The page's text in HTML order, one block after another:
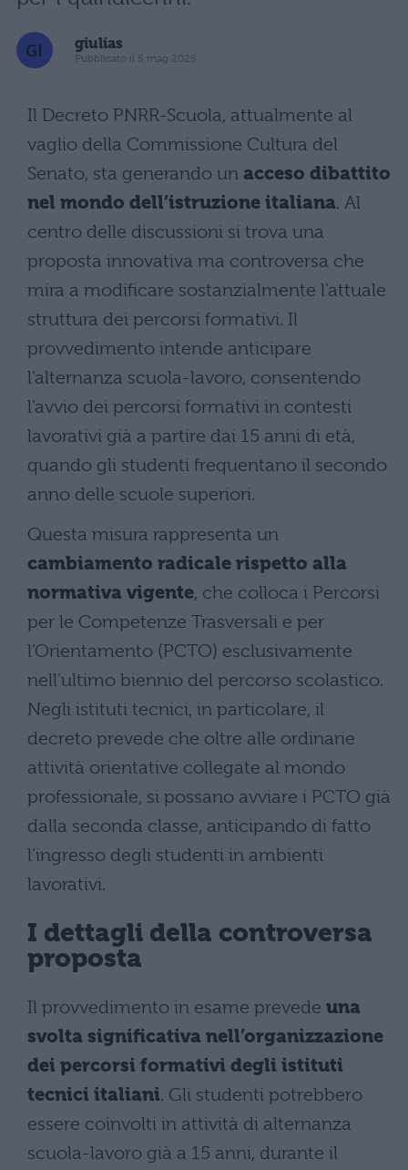
giulias
Pubblicato il 5 mag 2025
Il Decreto PNRR-Scuola, attualmente al
vaglio della Commissione Cultura del
Senato, sta generando un acceso dibattito
nel mondo dell’istruzione italiana. Al
centro delle discussioni si trova una
proposta innovativa ma controversa che
mira a modificare sostanzialmente l’attuale
struttura dei percorsi formativi. Il
provvedimento intende anticipare
l’alternanza scuola-lavoro, consentendo
l’avvio dei percorsi formativi in contesti
lavorativi già a partire dai 15 anni di età,
quando gli studenti frequentano il secondo
anno delle scuole superiori.
Questa misura rappresenta un
cambiamento radicale rispetto alla
normativa vigente, che colloca i Percorsi
per le Competenze Trasversali e per
l’Orientamento (PCTO) esclusivamente
nell’ultimo biennio del percorso scolastico.
Negli istituti tecnici, in particolare, il
decreto prevede che oltre alle ordinarie
attività orientative collegate al mondo
professionale, si possano avviare i PCTO già
dalla seconda classe, anticipando di fatto
l’ingresso degli studenti in ambienti
lavorativi.
I dettagli della controversa
proposta
Il provvedimento in esame prevede una
svolta significativa nell’organizzazione
dei percorsi formativi degli istituti
tecnici italiani. Gli studenti potrebbero
essere coinvolti in attività di alternanza
scuola-lavoro già a 15 anni, durante il